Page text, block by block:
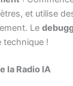
et utilise
Le
technique !
la Radio IA